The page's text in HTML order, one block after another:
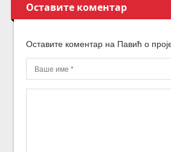
Оставите коментар
Оставите коментар на Павић о